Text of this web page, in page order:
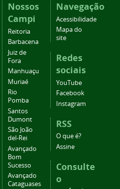
Nossos
Campi
Reitoria
Barbacena
Juiz de
Fora
Manhuaçu
Muriaé
Rio
Pomba
Santos
Dumont
São João
del-Rei
Avançado
Bom
Sucesso
Avançado
Cataguases
Navegação
Acessibilidade
Mapa do
site
Redes
sociais
YouTube
Facebook
Instagram
RSS
O que é?
Assine
Consulte
o